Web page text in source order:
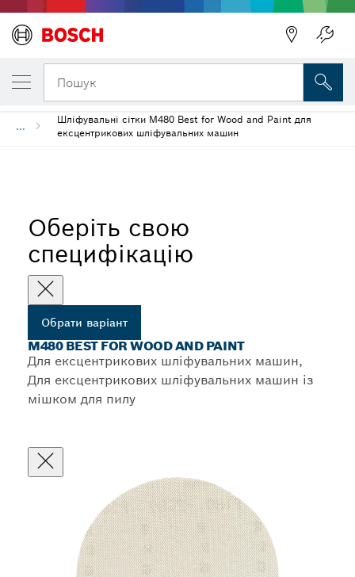
Пошук
...
Шліфувальні сітки M480 Best for Wood and Paint для
ексцентрикових шліфувальних машин
Оберіть свою
специфікацію
Обрати варіант
M480 BEST FOR WOOD AND PAINT
Для ексцентрикових шліфувальних машин,
Для ексцентрикових шліфувальних машин із
мішком для пилу
ОБРАНИЙ ВАРІАНТ
M480 Best for Wood and Paint